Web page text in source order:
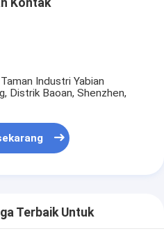
Kontak
Industri Yabian
Distrik Baoan, Shenzhen,
Terbaik Untuk